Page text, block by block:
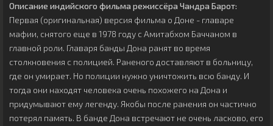
Описание индийского фильма режиссёра Чандра Барот:
Первая (оригинальная) версия фильма о Доне - главаре
мафии, снятого еще в 1978 году с Амитабхом Баччаном в
главной роли. Главаря банды Дона ранят во время
столкновения с полицией. Раненого доставляют в больницу,
где он умирает. Но полиции нужно уничтожить всю банду. И
тогда они находят человека очень похожего на Дона и
придумывают ему легенду. Якобы после ранения он частично
потерял память. В банде Дона встречают не очень ласково, его